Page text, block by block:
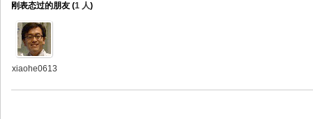
刚表态过的朋友 (1 人)
xiaohe0613